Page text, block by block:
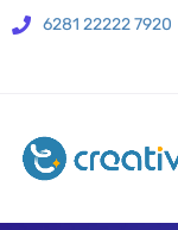
6281 22222 7920